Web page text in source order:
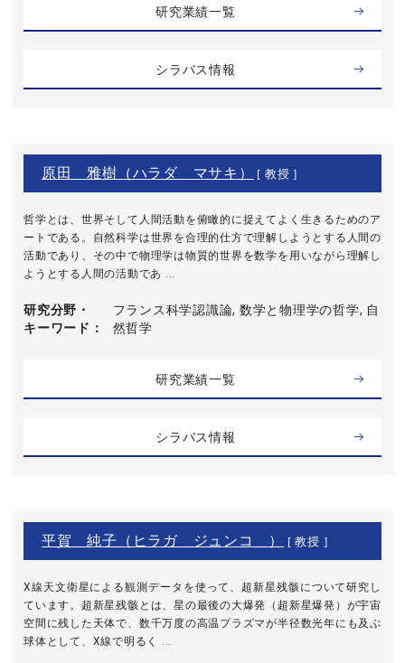
研究業績一覧
シラバス情報
原田 雅樹（ハラダ マサキ） [ 教授 ]
哲学とは、世界そして人間活動を俯瞰的に捉えてよく生きるためのア
ートである。自然科学は世界を合理的仕方で理解しようとする人間の
活動であり、その中で物理学は物質的世界を数学を用いながら理解し
ようとする人間の活動であ ...
研究分野・
キーワード
フランス科学認識論, 数学と物理学の哲学, 自
然哲学
研究業績一覧
シラバス情報
平賀 純子（ヒラガ ジュンコ ） [ 教授 ]
X線天文衛星による観測データを使って、超新星残骸について研究し
ています。超新星残骸とは、星の最後の大爆発（超新星爆発）が宇宙
空間に残した天体で、数千万度の高温プラズマが半径数光年にも及ぶ
球体として、X線で明るく ...